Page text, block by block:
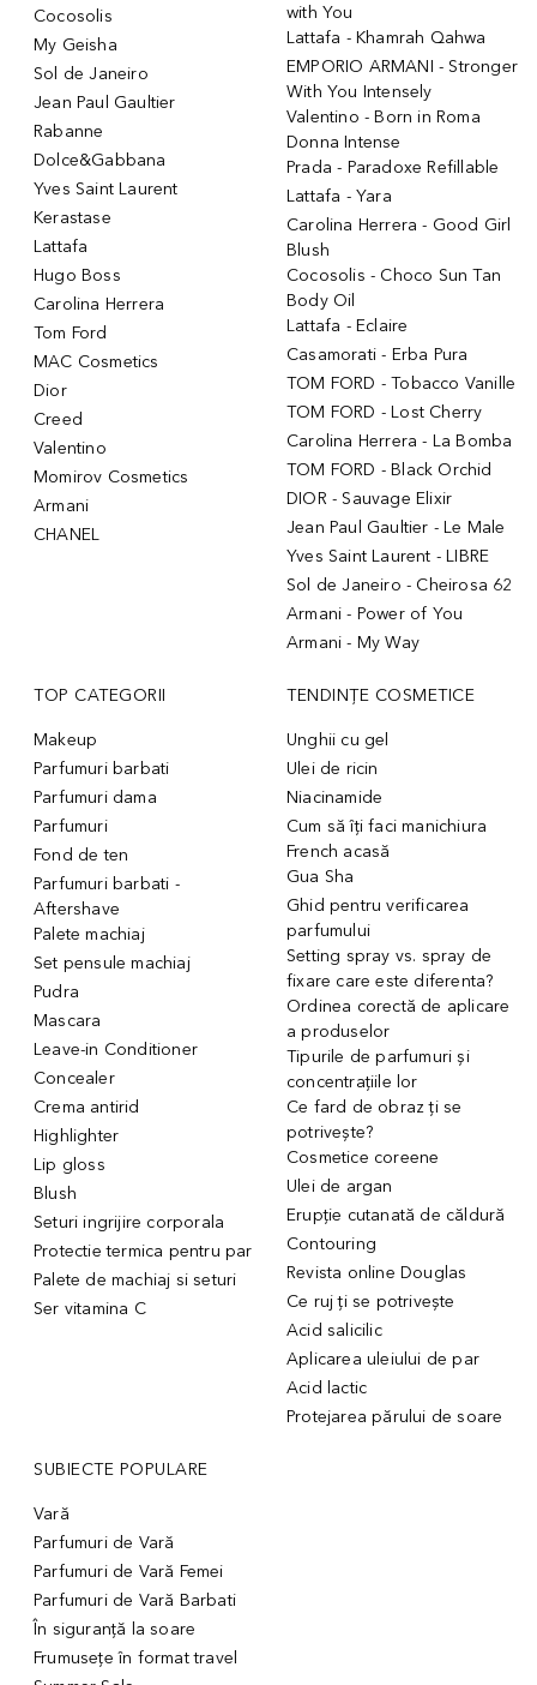
Cocosolis
My Geisha
Sol de Janeiro
Jean Paul Gaultier
Rabanne
Dolce&Gabbana
Yves Saint Laurent
Kerastase
Lattafa
Hugo Boss
Carolina Herrera
Tom Ford
MAC Cosmetics
Dior
Creed
Valentino
Momirov Cosmetics
Armani
CHANEL
with You
Lattafa - Khamrah Qahwa
EMPORIO ARMANI - Stronger
With You Intensely
Valentino - Born in Roma
Donna Intense
Prada - Paradoxe Refillable
Lattafa - Yara
Carolina Herrera - Good Girl
Blush
Cocosolis - Choco Sun Tan
Body Oil
Lattafa - Eclaire
Casamorati - Erba Pura
TOM FORD - Tobacco Vanille
TOM FORD - Lost Cherry
Carolina Herrera - La Bomba
TOM FORD - Black Orchid
DIOR - Sauvage Elixir
Jean Paul Gaultier - Le Male
Yves Saint Laurent - LIBRE
Sol de Janeiro - Cheirosa 62
Armani - Power of You
Armani - My Way
TOP CATEGORII
Makeup
Parfumuri barbati
Parfumuri dama
Parfumuri
Fond de ten
Parfumuri barbati -
Aftershave
Palete machiaj
Set pensule machiaj
Pudra
Mascara
Leave-in Conditioner
Concealer
Crema antirid
Highlighter
Lip gloss
Blush
Seturi ingrijire corporala
Protectie termica pentru par
Palete de machiaj si seturi
Ser vitamina C
TENDINȚE COSMETICE
Unghii cu gel
Ulei de ricin
Niacinamide
Cum să îți faci manichiura
French acasă
Gua Sha
Ghid pentru verificarea
parfumului
Setting spray vs. spray de
fixare care este diferenta?
Ordinea corectă de aplicare
a produselor
Tipurile de parfumuri și
concentrațiile lor
Ce fard de obraz ți se
potrivește?
Cosmetice coreene
Ulei de argan
Erupție cutanată de căldură
Contouring
Revista online Douglas
Ce ruj ți se potrivește
Acid salicilic
Aplicarea uleiului de par
Acid lactic
Protejarea părului de soare
SUBIECTE POPULARE
Vară
Parfumuri de Vară
Parfumuri de Vară Femei
Parfumuri de Vară Barbati
În siguranță la soare
Frumusețe în format travel